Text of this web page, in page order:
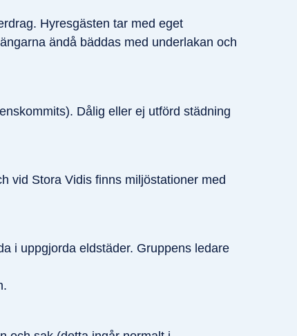
Hyresgästen tar med eget
ändå bäddas med underlakan och
Dålig eller ej utförd städning
vid Stora Vidis finns miljöstationer med
i uppgjorda eldstäder. Gruppens ledare